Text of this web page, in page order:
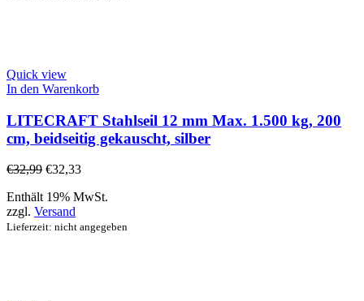
Quick view
In den Warenkorb
LITECRAFT Stahlseil 12 mm Max. 1.500 kg, 200
cm, beidseitig gekauscht, silber
€32,99 €32,33
Enthält 19% MwSt.
zzgl. Versand
Lieferzeit: nicht angegeben